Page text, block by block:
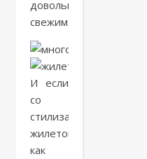
довольно
свежим.
И если
со
стилизацией
жилетов,
как